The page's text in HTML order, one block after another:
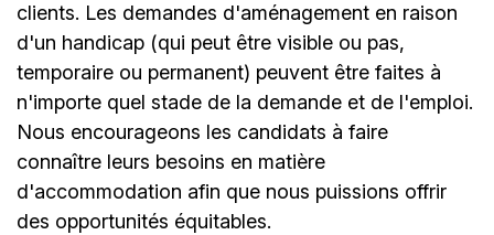
clients. Les demandes d'aménagement en raison
d'un handicap (qui peut être visible ou pas,
temporaire ou permanent) peuvent être faites à
n'importe quel stade de la demande et de l'emploi.
Nous encourageons les candidats à faire
connaître leurs besoins en matière
d'accommodation afin que nous puissions offrir
des opportunités équitables.